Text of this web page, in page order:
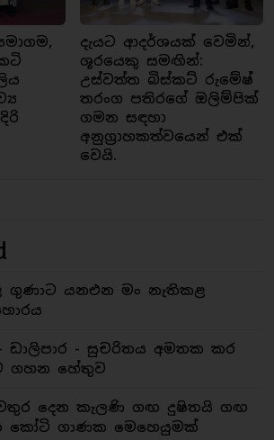
දැයට ආදර්ශයක් වෙමින්,
ශූරයෙකු සමඟින්:
උස්වත්ත බිස්කට් රුමේෂ්
තරංග පතිරගේ ඔලිම්පික්
ගමන සඳහා
අනුග්‍රාහකත්වයෙන් එක්
වෙයි.
ගුණාට යනඑන මං නැතිකළ
- සුචරිතය අමතක කර
ගහන හේතුව
දෙන කැලණි ගඟ දුෂිතයි ගඟ
කෝටි ගාණක මෙහෙයුමක්